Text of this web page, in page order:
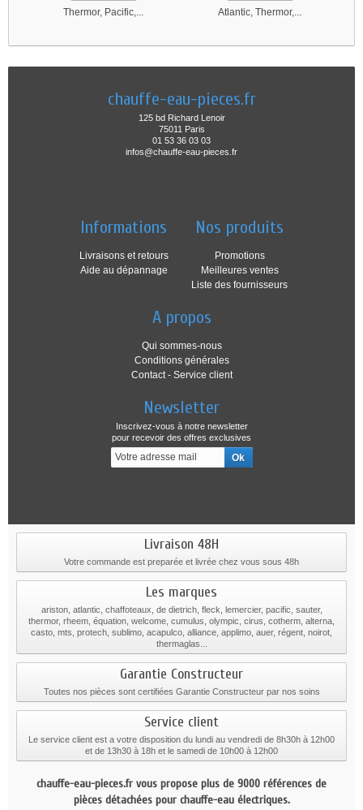
Thermor, Pacific,... Atlantic, Thermor,...
chauffe-eau-pieces.fr
125 bd Richard Lenoir
75011 Paris
01 53 36 03 03
infos@chauffe-eau-pieces.fr
Informations
Livraisons et retours
Aide au dépannage
Nos produits
Promotions
Meilleures ventes
Liste des fournisseurs
A propos
Qui sommes-nous
Conditions générales
Contact - Service client
Newsletter
Inscrivez-vous à notre newsletter
pour recevoir des offres exclusives
Livraison 48H
Votre commande est preparée et livrée chez vous sous 48h
Les marques
ariston, atlantic, chaffoteaux, de dietrich, fleck, lemercier, pacific, sauter,
thermor, rheem, équation, welcome, cumulus, olympic, cirus, cotherm, alterna,
casto, mts, protech, sublimo, acapulco, alliance, applimo, auer, régent, noirot,
thermaglas...
Garantie Constructeur
Toutes nos pièces sont certifiées Garantie Constructeur par nos soins
Service client
Le service client est a votre disposition du lundi au vendredi de 8h30h à 12h00
et de 13h30 à 18h et le samedi de 10h00 à 12h00
chauffe-eau-pieces.fr vous propose plus de 9000 références de
pièces détachées pour chauffe-eau électriques.